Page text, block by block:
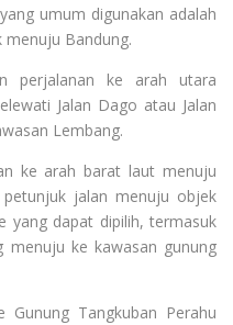
umum digunakan adalah
menuju Bandung.
perjalanan ke arah utara
Jalan Dago atau Jalan
Lembang.
ke arah barat laut menuju
petunjuk jalan menuju objek
yang dapat dipilih, termasuk
menuju ke kawasan gunung
Tangkuban Perahu